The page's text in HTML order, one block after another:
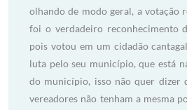
olhando de modo geral, a votação
foi o verdadeiro reconhecimento
pois votou em um cidadão
luta pelo seu município, que está
do município, isso não quer dizer
vereadores não tenham a mesma